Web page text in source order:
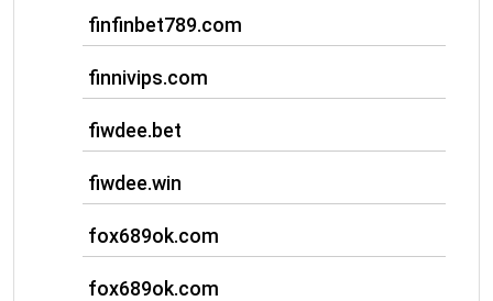
finfinbet789.com
finnivips.com
fiwdee.bet
fiwdee.win
fox689ok.com
fox689ok.com